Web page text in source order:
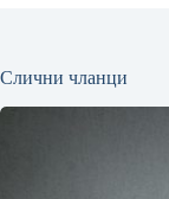
Слични чланци